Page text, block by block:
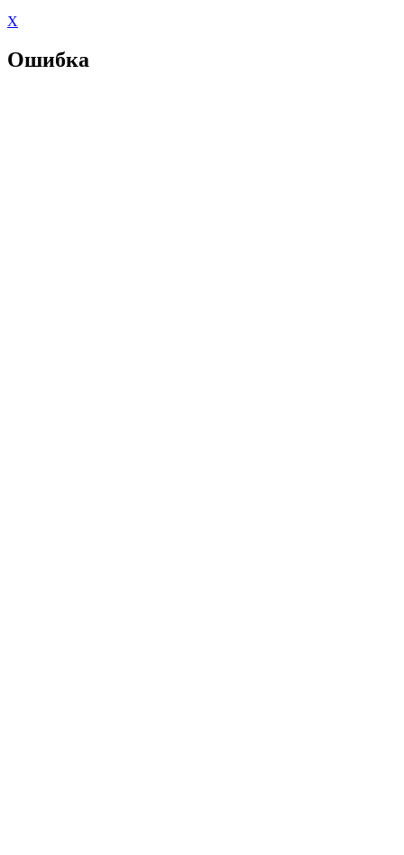
X
Ошибка